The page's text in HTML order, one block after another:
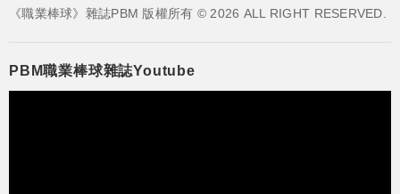
《職業棒球》雜誌PBM 版權所有 © 2026 ALL RIGHT RESERVED.
PBM職業棒球雜誌Youtube